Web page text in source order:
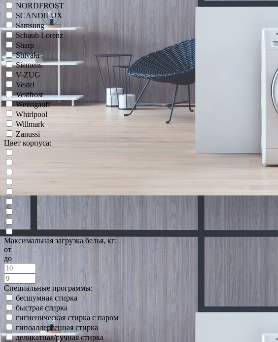
NORDFROST
SCANDILUX
Samsung
Schaub Lorenz
Sharp
Shivaki
Siemens
V-ZUG
Vestel
Vestfrost
Weissgauff
Whirlpool
Willmark
Zanussi
Цвет корпуса:
Максимальная загрузка белья, кг:
от
до
Специальные программы:
бесшумная стирка
быстрая стирка
гигиеническая стирка с паром
гипоаллергенная стирка
деликатная/ручная стирка